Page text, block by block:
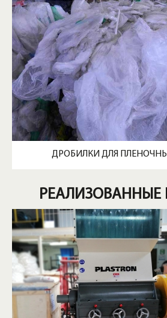
ДРОБИЛКИ ДЛЯ
РЕАЛИЗОВАННЫЕ